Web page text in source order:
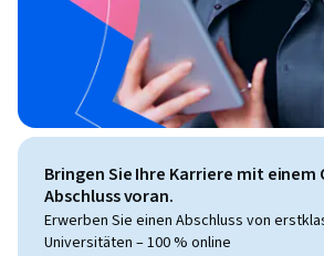
Bringen Sie Ihre Karriere mit einem
Abschluss voran.
Erwerben Sie einen Abschluss von
Universitäten – 100 % online